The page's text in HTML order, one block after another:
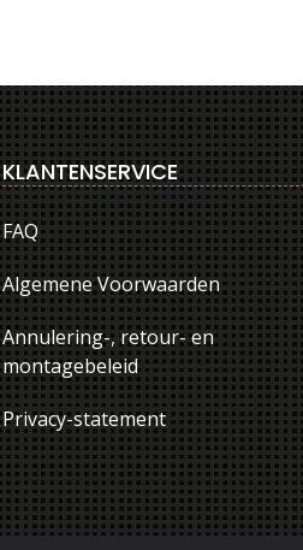
KLANTENSERVICE
FAQ
Algemene Voorwaarden
Annulering-, retour- en
montagebeleid
Privacy-statement